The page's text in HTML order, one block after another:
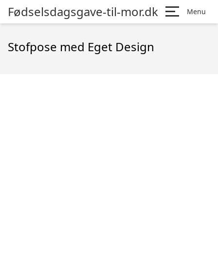
Fødselsdagsgave-til-mor.dk Menu
Stofpose med Eget Design